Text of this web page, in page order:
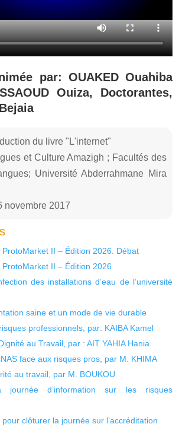
par: OUAKED Ouahiba
Ouiza, Doctorantes,
du livre "L'internet"
et Culture Amazigh ; Facultés des
Université Abderrahmane Mira
novembre 2017
II – Édition 2026. Débat
II – Édition 2026
des installations d’eau de l’université
saine et un mode de vie durable
professionnels, par: KAIBA Kamel
au Travail, par : AIT YAHIA Hania
face aux risques pros, par M. KHIMA
au travail, par M. BOUKOU
journée d’information sur les risques
clôturer la journée sur l’accréditation